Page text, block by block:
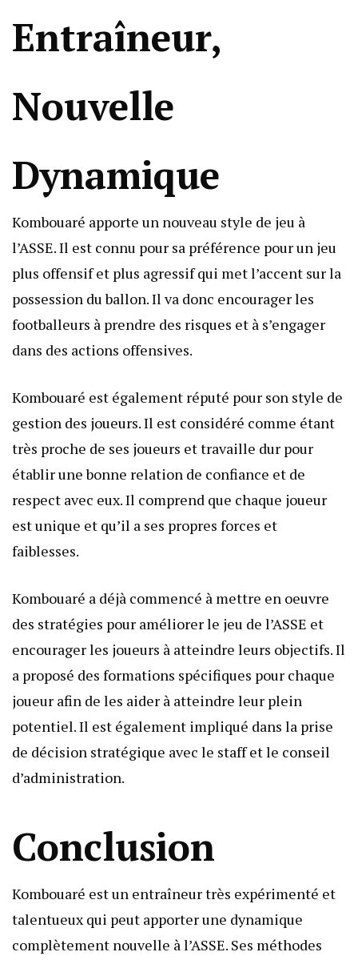
Entraîneur,
Nouvelle
Dynamique
Kombouaré apporte un nouveau style de jeu à
l’ASSE. Il est connu pour sa préférence pour un jeu
plus offensif et plus agressif qui met l’accent sur la
possession du ballon. Il va donc encourager les
footballeurs à prendre des risques et à s’engager
dans des actions offensives.
Kombouaré est également réputé pour son style de
gestion des joueurs. Il est considéré comme étant
très proche de ses joueurs et travaille dur pour
établir une bonne relation de confiance et de
respect avec eux. Il comprend que chaque joueur
est unique et qu’il a ses propres forces et
faiblesses.
Kombouaré a déjà commencé à mettre en oeuvre
des stratégies pour améliorer le jeu de l’ASSE et
encourager les joueurs à atteindre leurs objectifs. Il
a proposé des formations spécifiques pour chaque
joueur afin de les aider à atteindre leur plein
potentiel. Il est également impliqué dans la prise
de décision stratégique avec le staff et le conseil
d’administration.
Conclusion
Kombouaré est un entraîneur très expérimenté et
talentueux qui peut apporter une dynamique
complètement nouvelle à l’ASSE. Ses méthodes